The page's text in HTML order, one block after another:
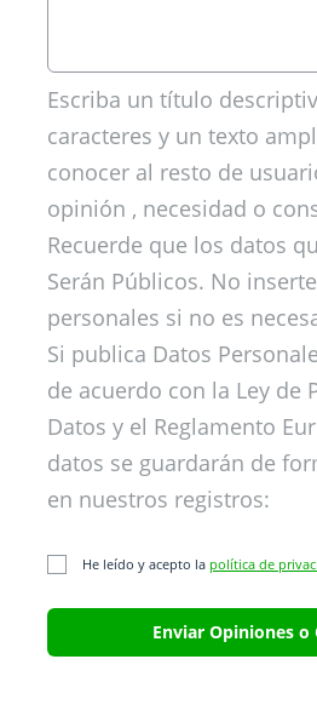
Escriba un título
caracteres y un texto
conocer al resto de
opinión , necesidad o
Recuerde que los datos
Serán Públicos. No
personales si no es
Si publica Datos
de acuerdo con la Ley de
Datos y el Reglamento
datos se guardarán de
en nuestros registros:
He leído y acepto la política de